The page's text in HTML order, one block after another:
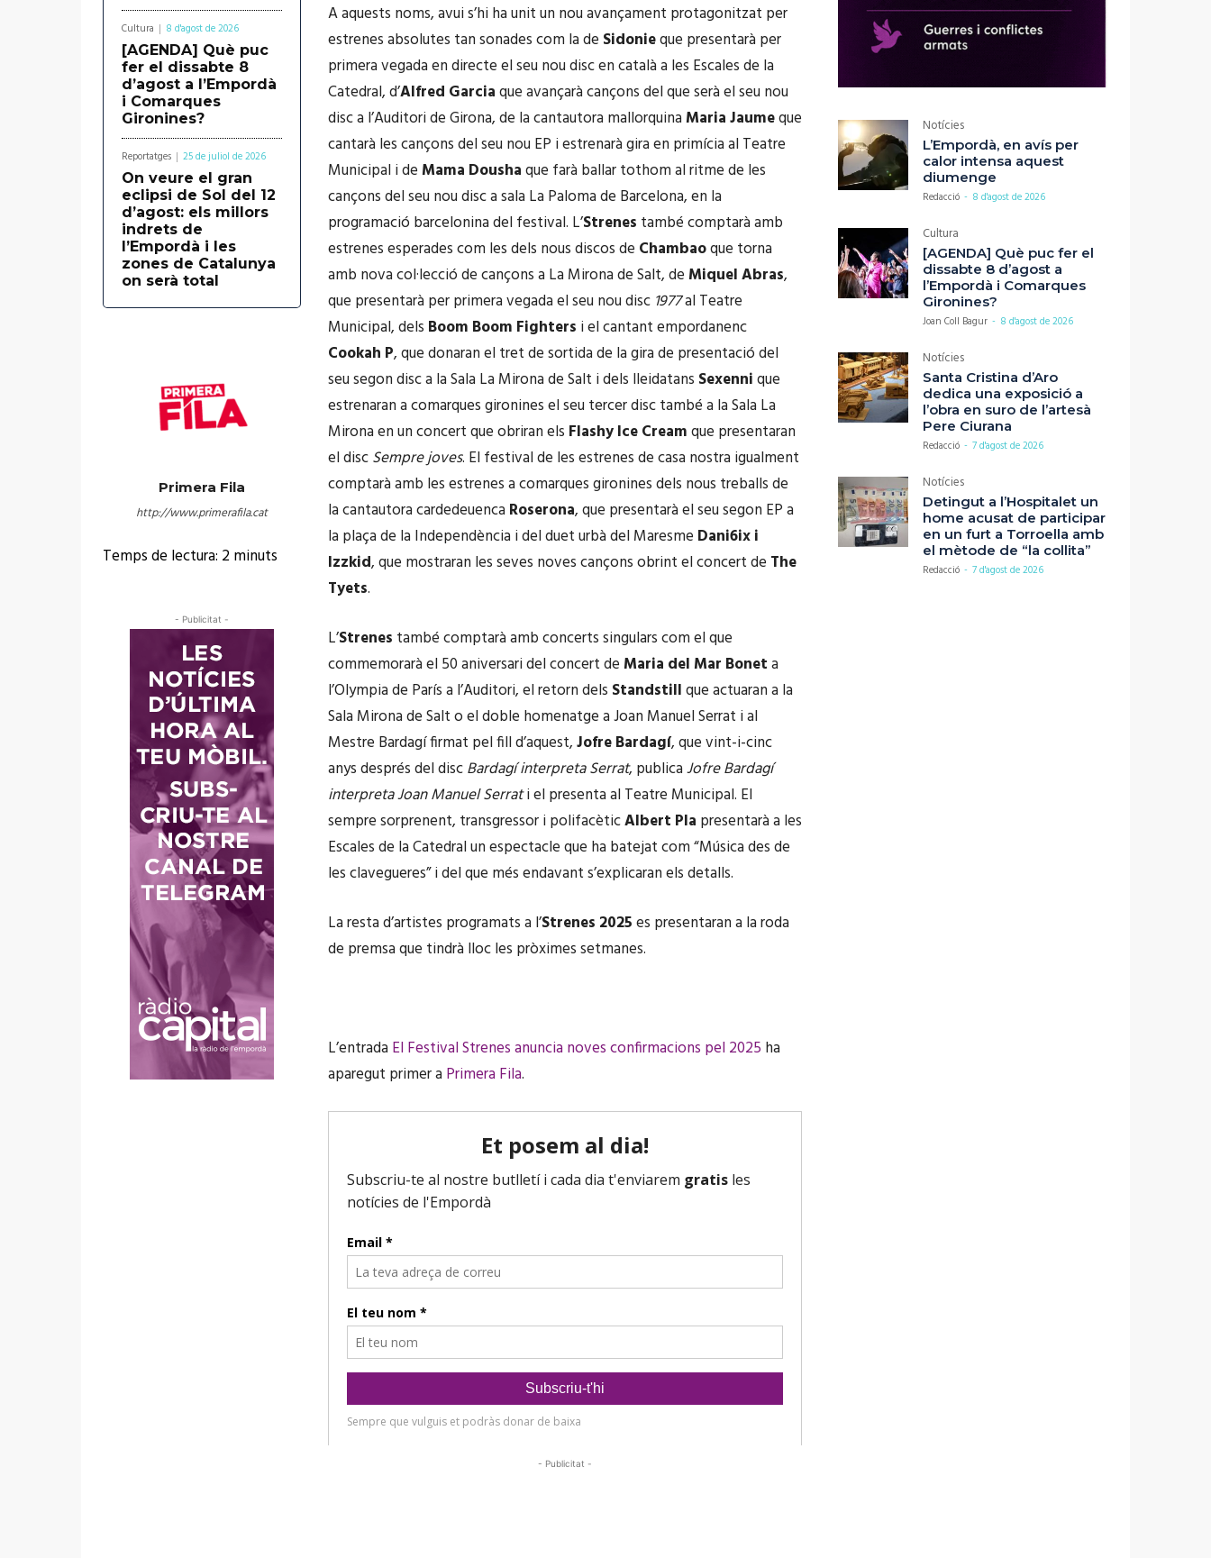
Cultura 8 d'agost de 2026
[AGENDA] Què puc
fer el dissabte 8
d’agost a l’Empordà
i Comarques
Gironines?
Reportatges 25 de juliol de 2026
On veure el gran
eclipsi de Sol del 12
d’agost: els millors
indrets de
l’Empordà i les
zones de Catalunya
on serà total
Primera Fila
http://www.primerafila.cat
Temps de lectura: 2minuts
- Publicitat -
A aquests noms, avui s’hi ha unit un nou avançament protagonitzat per
estrenes absolutes tan sonades com la de Sidonieque presentarà per
primera vegada en directe el seu nou disc en català a les Escales de la
Catedral, d’Alfred Garciaque avançarà cançons del que serà el seu nou
disc a l’Auditori de Girona, de la cantautora mallorquina Maria Jaumeque
cantarà les cançons del seu nou EP i estrenarà gira en primícia al Teatre
Municipal i de Mama Doushaque farà ballar tothom al ritme de les
cançons del seu nou disc a sala La Paloma de Barcelona, en la
programació barcelonina del festival. L’Strenes també comptarà amb
estrenes esperades com les dels nous discos de Chambaoque torna
amb nova col·lecció de cançons a La Mirona de Salt, de Miquel Abras,
que presentarà per primera vegada el seu nou disc 1977al Teatre
Municipal, dels Boom Boom Fighters i el cantant empordanenc
Cookah P, que donaran el tret de sortida de la gira de presentació del
seu segon disc a la Sala La Mirona de Salt i dels lleidatans Sexennique
estrenaran a comarques gironines el seu tercer disc també a la Sala La
Mirona en un concert que obriran els Flashy Ice Creamque presentaran
el discSempre joves. El festival de les estrenes de casa nostra igualment
comptarà amb les estrenes a comarques gironines dels nous treballs de
la cantautora cardedeuenca Roserona, que presentarà el seu segon EP a
la plaça de la Independència i del duet urbà del Maresme Dani6ix i
Izzkid, que mostraran les seves noves cançons obrint el concert de The
Tyets.
L’Strenes també comptarà amb concerts singulars com el que
commemorarà el 50 aniversari del concert de Maria del Mar Boneta
l’Olympia de París a l’Auditori, el retorn dels Standstillque actuaran a la
Sala Mirona de Salt o el doble homenatge a Joan Manuel Serrat i al
Mestre Bardagí firmat pel fill d’aquest,Jofre Bardagí, que vint-i-cinc
anys després del discBardagí interpreta Serrat, publicaJofre Bardagí
interpreta Joan Manuel Serrati el presenta al Teatre Municipal. El
sempre sorprenent, transgressor i polifacèticAlbert Pla presentarà a les
Escales de la Catedral un espectacle que ha batejat com “Música des de
les clavegueres” i del que més endavant s’explicaran els detalls.
La resta d’artistes programats a l’Strenes 2025es presentaran a la roda
de premsa que tindrà lloc les pròximes setmanes.
L’entrada El Festival Strenes anuncia noves confirmacions pel 2025 ha
aparegut primer a Primera Fila.
- Publicitat -
Notícies
L’Empordà, en avís per
calor intensa aquest
diumenge
Redacció - 8 d'agost de 2026
Cultura
[AGENDA] Què puc fer el
dissabte 8 d’agost a
l’Empordà i Comarques
Gironines?
Joan Coll Bagur - 8 d'agost de 2026
Notícies
Santa Cristina d’Aro
dedica una exposició a
l’obra en suro de l’artesà
Pere Ciurana
Redacció - 7 d'agost de 2026
Notícies
Detingut a l’Hospitalet un
home acusat de participar
en un furt a Torroella amb
el mètode de “la collita”
Redacció - 7 d'agost de 2026